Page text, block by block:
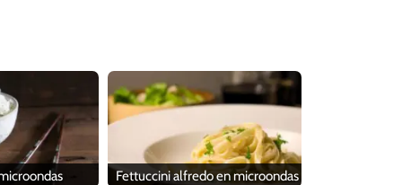
Fettuccini alfredo en microondas